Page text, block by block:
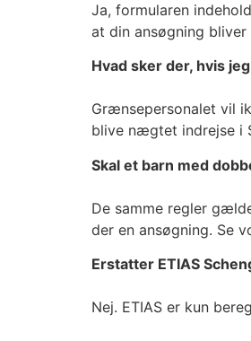
Ja, formularen
at din ansøgning
Hvad sker der, hvis
Grænsepersonalet vil
blive nægtet indrejse i
Skal et barn med
De samme regler
der en ansøgning. Se
Erstatter ETIAS
Nej. ETIAS er kun